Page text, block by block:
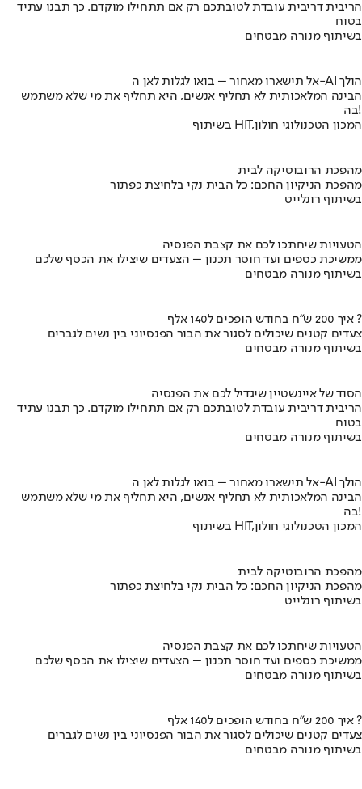
הריבית דריבית עובדת לטובתכם רק אם תתחילו מוקדם. כך תבנו עתיד
בטוח
בשיתוף מנורה מבטחים
אל תישארו מאחור – בואו לגלות לאן ה-AI הולך
הבינה המלאכותית לא תחליף אנשים, היא תחליף את מי שלא משתמש
בה!
בשיתוף HIT,המכון הטכנולוגי חולון
מהפכת הרובוטיקה לבית
מהפכת הניקיון החכם: כל הבית נקי בלחיצת כפתור
בשיתוף רונלייט
הטעויות שיחתכו לכם את קצבת הפנסיה
ממשיכת כספים ועד חוסר תכנון – הצעדים שיצילו את הכסף שלכם
בשיתוף מנורה מבטחים
איך 200 ש"ח בחודש הופכים ל140 אלף ?
צעדים קטנים שיכולים לסגור את הבור הפנסיוני בין נשים לגברים
בשיתוף מנורה מבטחים
הסוד של איינשטיין שיגדיל לכם את הפנסיה
הריבית דריבית עובדת לטובתכם רק אם תתחילו מוקדם. כך תבנו עתיד
בטוח
בשיתוף מנורה מבטחים
אל תישארו מאחור – בואו לגלות לאן ה-AI הולך
הבינה המלאכותית לא תחליף אנשים, היא תחליף את מי שלא משתמש
בה!
בשיתוף HIT,המכון הטכנולוגי חולון
מהפכת הרובוטיקה לבית
מהפכת הניקיון החכם: כל הבית נקי בלחיצת כפתור
בשיתוף רונלייט
הטעויות שיחתכו לכם את קצבת הפנסיה
ממשיכת כספים ועד חוסר תכנון – הצעדים שיצילו את הכסף שלכם
בשיתוף מנורה מבטחים
איך 200 ש"ח בחודש הופכים ל140 אלף ?
צעדים קטנים שיכולים לסגור את הבור הפנסיוני בין נשים לגברים
בשיתוף מנורה מבטחים